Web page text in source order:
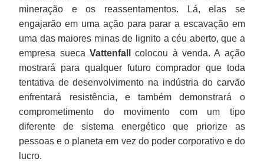
mineração e os reassentamentos. Lá, elas se
engajarão em uma ação para parar a escavação em
uma das maiores minas de lignito a céu aberto, que a
empresa suecaVattenfall
colocou à venda. A ação
mostrará para qualquer futuro comprador que toda
tentativa de desenvolvimento na indústria do carvão
enfrentará resistência, e também demonstrará o
comprometimento do movimento com um tipo
diferente de sistema energético que priorize as
pessoas e o planeta em vez do poder corporativo e do
lucro.